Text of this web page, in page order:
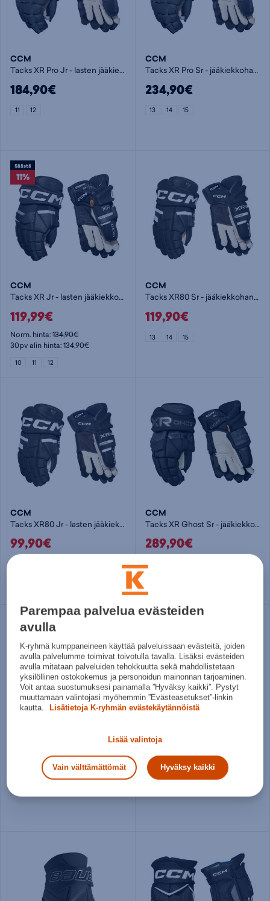
CCM
Tacks XR Pro Jr - lasten jääkiekkohanska
184,90€
11 12
CCM
Tacks XR Pro Sr - jääkiekkohanska
234,90€
13 14 15
Säästä
11%
CCM
Tacks XR Jr - lasten jääkiekkohanska
119,99€
Norm. hinta:134,90€
30pv alin hinta: 134,90€
10 11 12
CCM
Tacks XR80 Sr - jääkiekkohanska
119,90€
13 14 15
CCM
Tacks XR80 Jr - lasten jääkiekkohanska
99,90€
CCM
Tacks XR Ghost Sr - jääkiekkohanska
289,90€
Bauer
139€
Parempaa palvelua evästeiden
avulla
K-ryhmä kumppaneineen käyttää palveluissaan evästeitä, joiden
avulla palvelumme toimivat toivotulla tavalla. Lisäksi evästeiden
avulla mitataan palveluiden tehokkuutta sekä mahdollistetaan
yksilöllinen ostokokemus ja personoidun mainonnan tarjoaminen.
Voit antaa suostumuksesi painamalla ”Hyväksy kaikki”. Pystyt
muuttamaan valintojasi myöhemmin ”Evästeasetukset”-linkin
kautta.
Lisätietoja K-ryhmän evästekäytännöistä
Lisää valintoja
Vain välttämättömät Hyväksy kaikki